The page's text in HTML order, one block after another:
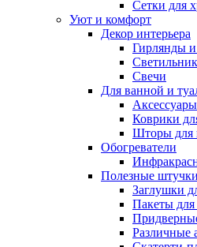
Сетки для
Уют и комфорт
Декор интерьера
Гирлянды
Свечи
Для ванной и
Коврики
Шторы для
Обогреватели
Полезные
Заглушки
Пакеты
Различные